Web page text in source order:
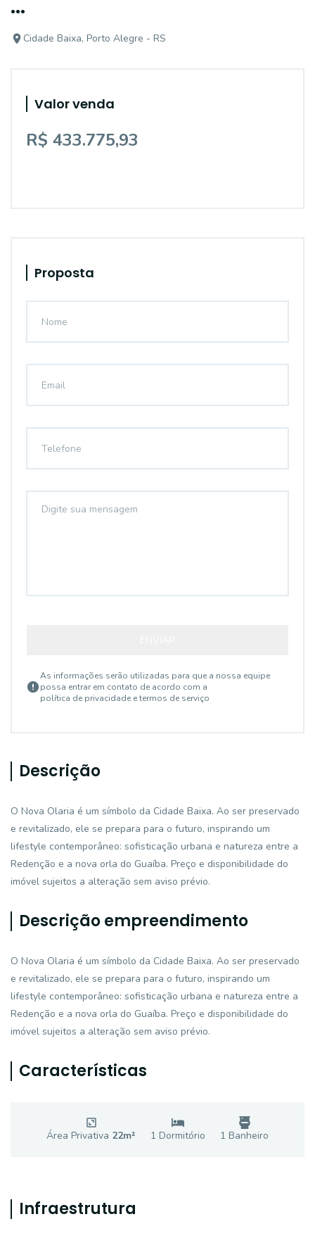
...
Cidade Baixa, Porto Alegre - RS
Valor venda
R$ 433.775,93
Proposta
As informações serão utilizadas para que a nossa equipe
possa entrar em contato de acordo com a
política de privacidade e termos de serviço
Descrição
O Nova Olaria é um símbolo da Cidade Baixa. Ao ser preservado
e revitalizado, ele se prepara para o futuro, inspirando um
lifestyle contemporâneo: sofisticação urbana e natureza entre a
Redenção e a nova orla do Guaíba. Preço e disponibilidade do
imóvel sujeitos a alteração sem aviso prévio.
Descrição empreendimento
O Nova Olaria é um símbolo da Cidade Baixa. Ao ser preservado
e revitalizado, ele se prepara para o futuro, inspirando um
lifestyle contemporâneo: sofisticação urbana e natureza entre a
Redenção e a nova orla do Guaíba. Preço e disponibilidade do
imóvel sujeitos a alteração sem aviso prévio.
Características
Área Privativa 22m² 1 Dormitório 1 Banheiro
Infraestrutura